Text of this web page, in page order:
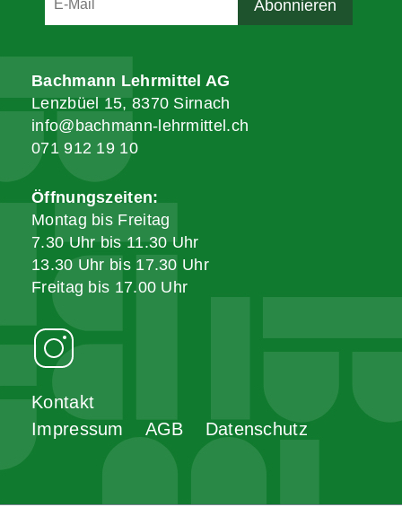
Kontakt
Impressum
AGB Datenschutz
Bachmann Lehrmittel AG
Lenzbüel 15, 8370 Sirnach
info@bachmann-lehrmittel.ch
071 912 19 10
Öffnungszeiten:
Montag bis Freitag
7.30 Uhr bis 11.30 Uhr
13.30 Uhr bis 17.30 Uhr
Freitag bis 17.00 Uhr